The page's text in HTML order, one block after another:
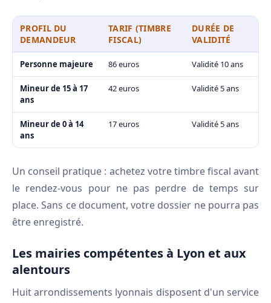
PROFIL DU
DEMANDEUR
TARIF (TIMBRE
FISCAL)
DURÉE DE
VALIDITÉ
Personne majeure 86 euros Validité 10 ans
Mineur de 15 à 17
ans
42 euros Validité 5 ans
Mineur de 0 à 14
ans
17 euros Validité 5 ans
Un conseil pratique : achetez votre timbre fiscal avant
le rendez-vous pour ne pas perdre de temps sur
place. Sans ce document, votre dossier ne pourra pas
être enregistré.
Les mairies compétentes à Lyon et aux
alentours
Huit arrondissements lyonnais disposent d'un service